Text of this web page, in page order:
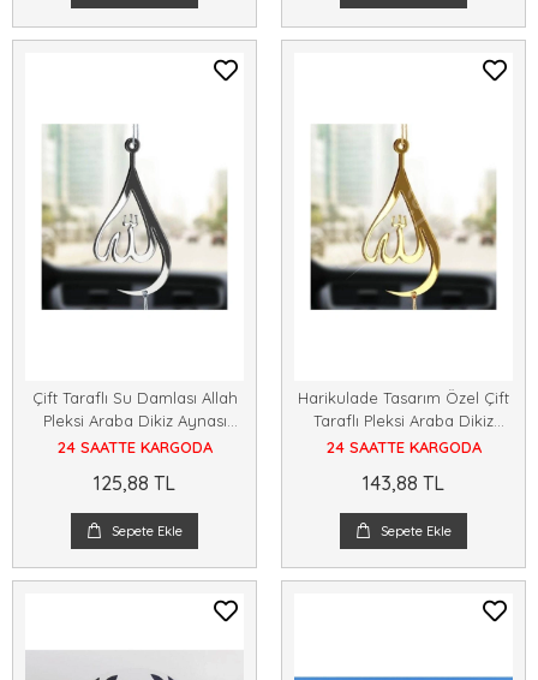
Çift Taraflı Su Damlası Allah
Pleksi Araba Dikiz Aynası
Süsü Krom Parlak
24 SAATTE KARGODA
125,88 TL
Sepete Ekle
Harikulade Tasarım Özel Çift
Taraflı Pleksi Araba Dikiz
Aynası Süsü Gold
24 SAATTE KARGODA
143,88 TL
Sepete Ekle